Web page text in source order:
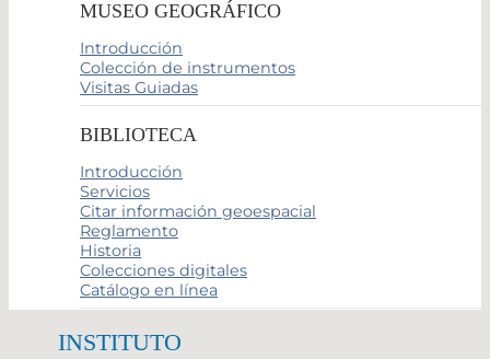
MUSEO GEOGRÁFICO
Introducción
Colección de instrumentos
Visitas Guiadas
BIBLIOTECA
Introducción
Servicios
Citar información geoespacial
Reglamento
Historia
Colecciones digitales
Catálogo en línea
INSTITUTO